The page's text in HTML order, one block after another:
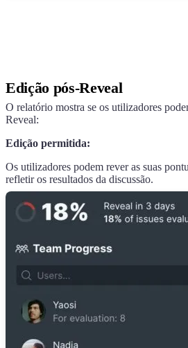
Edição pós-Reveal
O relatório mostra se os utilizadores
Reveal:
Edição permitida:
Os utilizadores podem rever as suas
refletir os resultados da discussão.